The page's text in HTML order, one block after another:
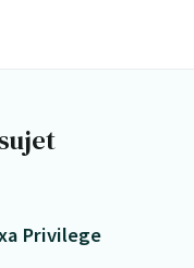
Privilege